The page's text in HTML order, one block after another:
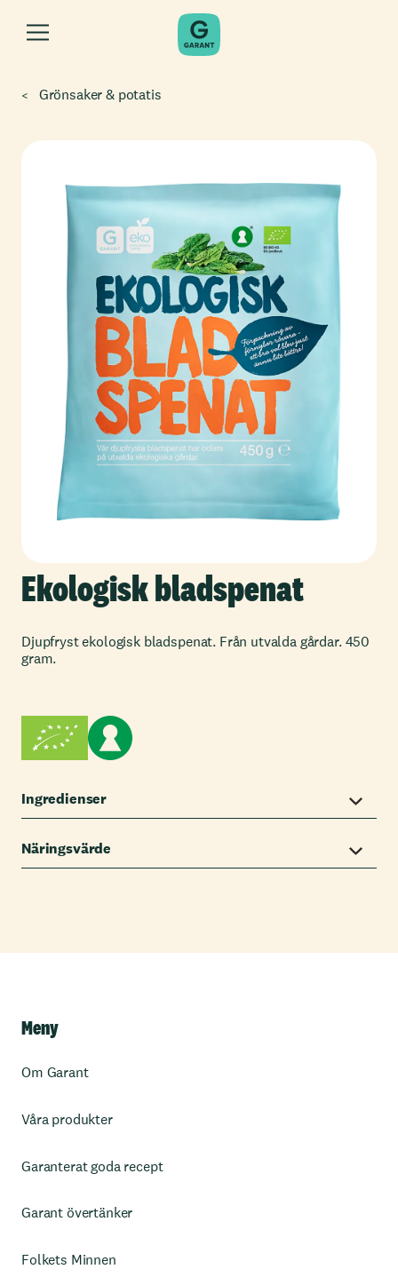
Grönsaker & potatis
Ekologisk bladspenat
Djupfryst ekologisk bladspenat. Från utvalda gårdar. 450
gram.
Ingredienser
Näringsvärde
Meny
Om Garant
Våra produkter
Garanterat goda recept
Garant övertänker
Folkets Minnen